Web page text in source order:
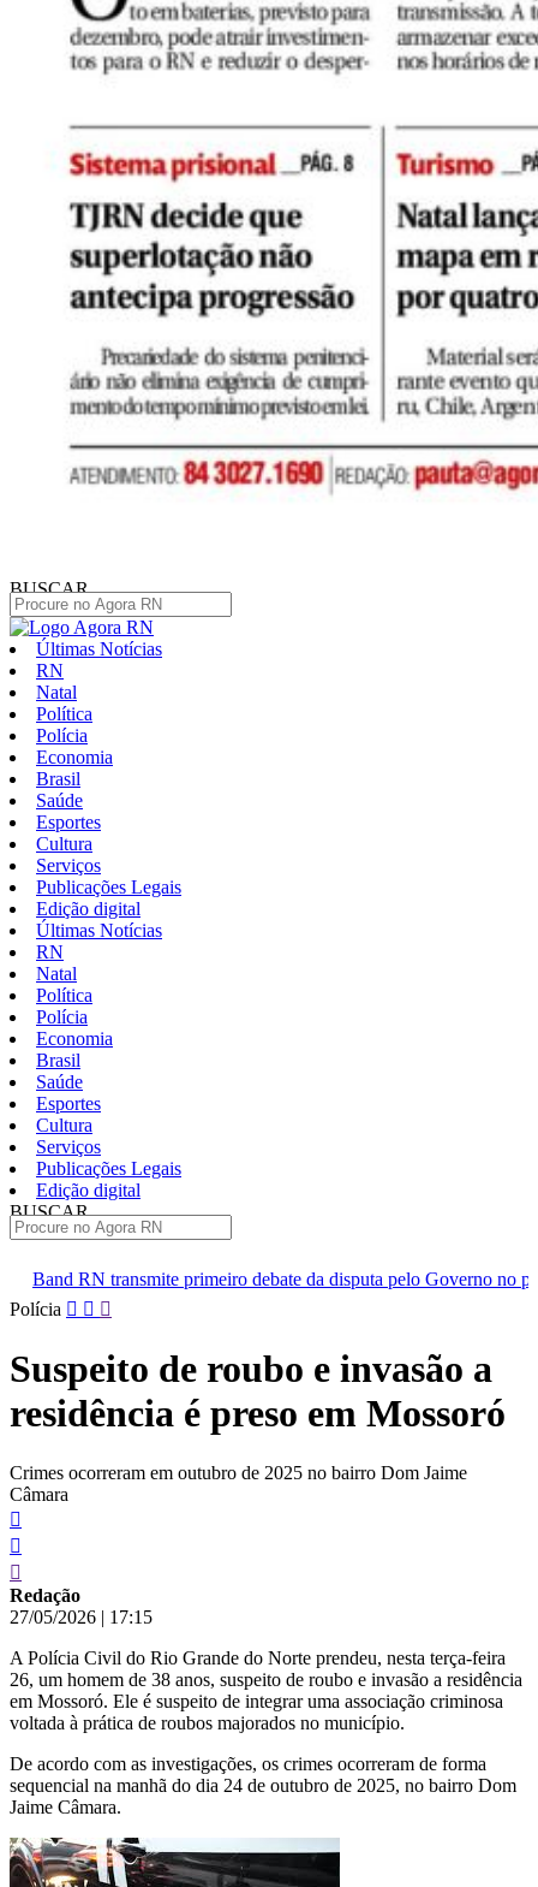
BUSCAR
Últimas Notícias
RN
Natal
Política
Polícia
Economia
Brasil
Saúde
Esportes
Cultura
Serviços
Publicações Legais
Edição digital
Últimas Notícias
RN
Natal
Política
Polícia
Economia
Brasil
Saúde
Esportes
Cultura
Serviços
Publicações Legais
Edição digital
BUSCAR
primeiro debate da disputa pelo Governo no próximo domingo 9
Pular
conteúdo
Polícia
Suspeito de roubo e invasão a
residência é preso em Mossoró
Crimes ocorreram em outubro de 2025 no bairro Dom Jaime
Câmara
Redação
27/05/2026 | 17:15
A Polícia Civil do Rio Grande do Norte prendeu, nesta terça-feira
26, um homem de 38 anos, suspeito de roubo e invasão a residência
em Mossoró. Ele é suspeito de integrar uma associação criminosa
voltada à prática de roubos majorados no município.
De acordo com as investigações, os crimes ocorreram de forma
sequencial na manhã do dia 24 de outubro de 2025, no bairro Dom
Jaime Câmara.